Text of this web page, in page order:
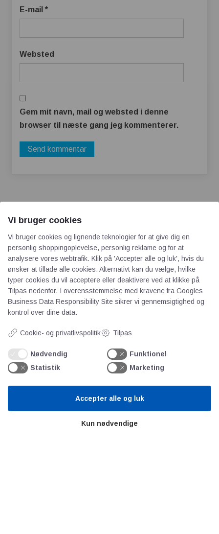
E-mail *
Websted
Gem mit navn, mail og websted i denne
browser til næste gang jeg kommenterer.
AOT
Om os
Priser
Kontakt
Persondata
Videncentre
Teknologisk Institut
Bitva
Litteratur
Vi bruger cookies
Vi bruger cookies og lignende teknologier for at give dig en
personlig shoppingoplevelse, personlig reklame og for at
analysere vores webtrafik. Klik på 'Accepter alle og luk', hvis du
ønsker at tillade alle cookies. Alternativt kan du vælge, hvilke
typer cookies du vil acceptere eller deaktivere ved at klikke på
Tilpas nedenfor. I overensstemmelse med kravene fra Googles
Business Data Responsibility Site sikrer vi gennemsigtighed og
kontrol over dine data.
Cookie- og privatlivspolitik Tilpas
Nødvendig
Funktionel
Statistik
Marketing
Kun nødvendige
Accepter alle og luk